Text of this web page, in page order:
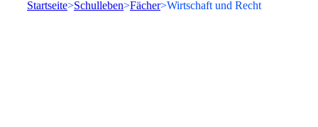
Startseite Schulleben Fächer Wirtschaft und Recht